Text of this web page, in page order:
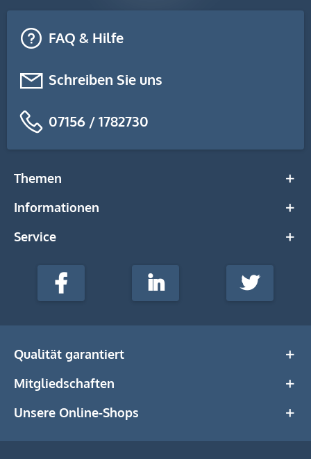
FAQ & Hilfe
Schreiben Sie uns
07156 / 1782730
Themen
Informationen
Service
stempel-
Media
Facebook LinkedIn Twitter
Qualität garantiert
Mitgliedschaften
Unsere Online-Shops